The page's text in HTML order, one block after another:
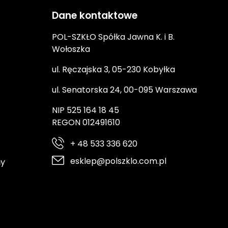
Dane kontaktowe
POL-SZKŁO Spółka Jawna K. i B.
Wołoszka
ul. Ręczajska 3, 05-230 Kobyłka
ul. Senatorska 24, 00-095 Warszawa
NIP 525 164 18 45
REGON 012491610
+ 48 533 336 620
esklep@polszklo.com.pl